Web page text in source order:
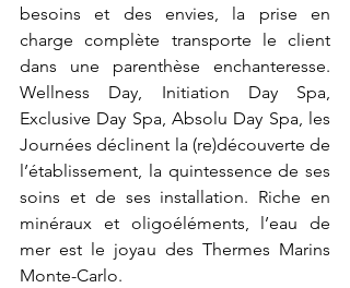
besoins et des envies, la prise en
charge complète transporte le client
dans une parenthèse enchanteresse.
Wellness Day, Initiation Day Spa,
Exclusive Day Spa, Absolu Day Spa, les
Journées déclinent la (re)découverte de
l’établissement, la quintessence de ses
soins et de ses installation. Riche en
minéraux et oligoéléments, l’eau de
mer est le joyau des Thermes Marins
Monte-Carlo.